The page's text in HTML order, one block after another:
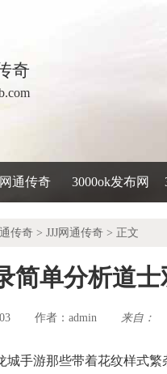
奇
网通传奇 3000ok发布网
传奇 > JJJ网通传奇 > 正文
简单分析道士
作者： admin 来自：
城手游那些带着花纹样式